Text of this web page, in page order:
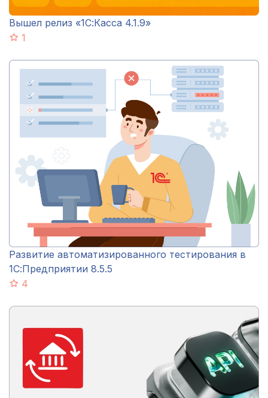
Вышел релиз «1С:Касса 4.1.9»
1
Развитие автоматизированного тестирования в
1С:Предприятии 8.5.5
4